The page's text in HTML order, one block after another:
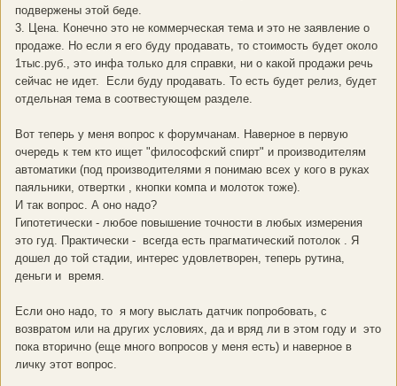
подвержены этой беде.
3. Цена. Конечно это не коммерческая тема и это не заявление о
продаже. Но если я его буду продавать, то стоимость будет около
1тыс.руб., это инфа только для справки, ни о какой продажи речь
сейчас не идет. Если буду продавать. То есть будет релиз, будет
отдельная тема в соотвестующем разделе.
Вот теперь у меня вопрос к форумчанам. Наверное в первую
очередь к тем кто ищет "философский спирт" и производителям
автоматики (под производителями я понимаю всех у кого в руках
паяльники, отвертки , кнопки компа и молоток тоже).
И так вопрос. А оно надо?
Гипотетически - любое повышение точности в любых измерения
это гуд. Практически - всегда есть прагматический потолок . Я
дошел до той стадии, интерес удовлетворен, теперь рутина,
деньги и время.
Если оно надо, то я могу выслать датчик попробовать, с
возвратом или на других условиях, да и вряд ли в этом году и это
пока вторично (еще много вопросов у меня есть) и наверное в
личку этот вопрос.